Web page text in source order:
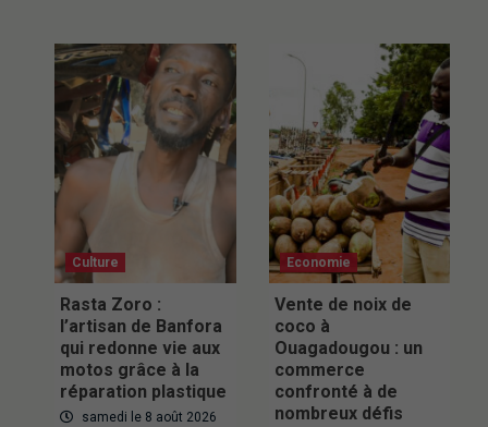
Culture
Rasta Zoro :
l’artisan de Banfora
qui redonne vie aux
motos grâce à la
réparation plastique
samedi le 8 août 2026
Economie
Vente de noix de
coco à
Ouagadougou : un
commerce
confronté à de
nombreux défis